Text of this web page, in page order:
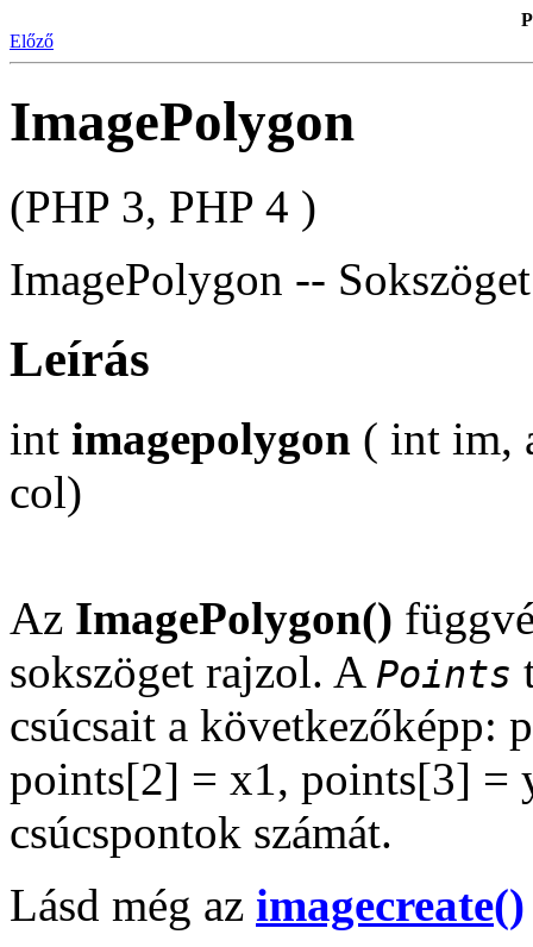
Előző
ImagePolygon
(PHP 3, PHP 4 )
ImagePolygon --
Leírás
int imagepolygon ( int im,
col)
Az ImagePolygon()
sokszöget rajzol. A Points
csúcsait a
points[2] = x1, points[3] =
csúcspontok számát.
Lásd még az imagecreate()